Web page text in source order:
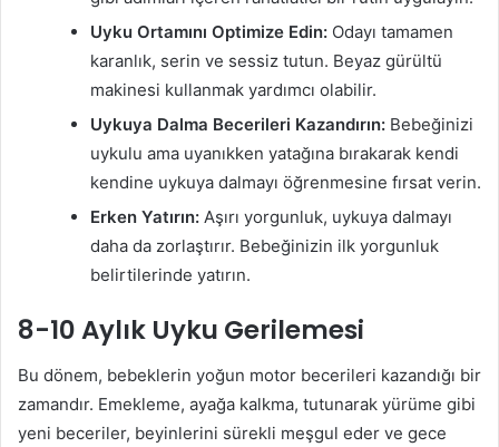
Uyku Ortamını Optimize Edin: Odayı tamamen
karanlık, serin ve sessiz tutun. Beyaz gürültü
makinesi kullanmak yardımcı olabilir.
Uykuya Dalma Becerileri Kazandırın: Bebeğinizi
uykulu ama uyanıkken yatağına bırakarak kendi
kendine uykuya dalmayı öğrenmesine fırsat verin.
Erken Yatırın: Aşırı yorgunluk, uykuya dalmayı
daha da zorlaştırır. Bebeğinizin ilk yorgunluk
belirtilerinde yatırın.
8-10 Aylık Uyku Gerilemesi
Bu dönem, bebeklerin yoğun motor becerileri kazandığı bir
zamandır. Emekleme, ayağa kalkma, tutunarak yürüme gibi
yeni beceriler, beyinlerini sürekli meşgul eder ve gece